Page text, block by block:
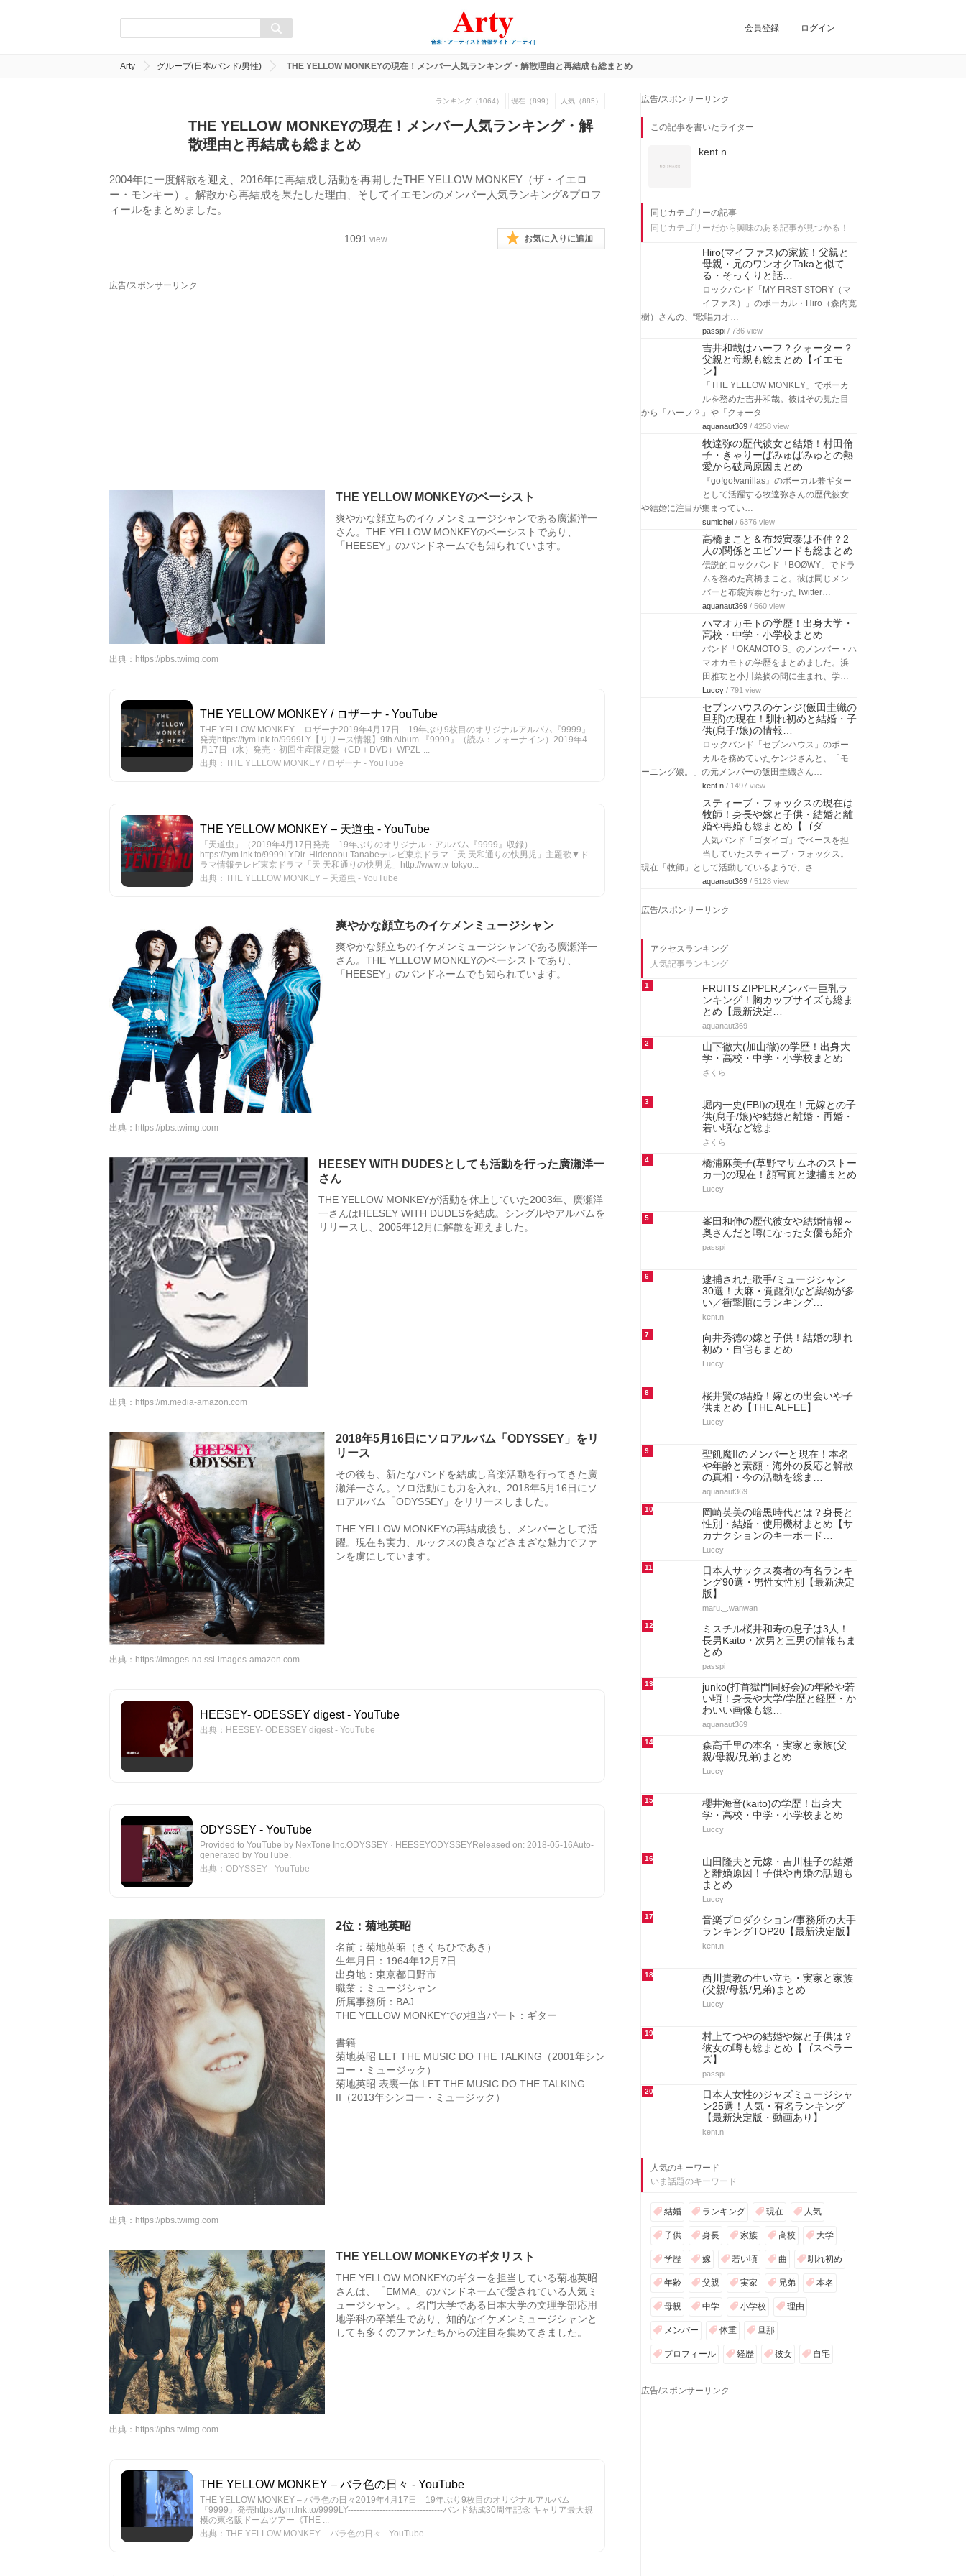
会員登録 ログイン
Arty グループ(日本/バンド/男性) THE YELLOW MONKEYの現在！メンバー人気ランキング・解散理由と再結成も総まとめ
ランキング（1064） 現在（899） 人気（885）
THE YELLOW MONKEYの現在！メンバー人気ランキング・解
散理由と再結成も総まとめ
2004年に一度解散を迎え、2016年に再結成し活動を再開したTHE YELLOW MONKEY（ザ・イエロ
ー・モンキー）。解散から再結成を果たした理由、そしてイエモンのメンバー人気ランキング&プロフ
ィールをまとめました。
1091 view お気に入りに追加
広告/スポンサーリンク
THE YELLOW MONKEYのベーシスト
爽やかな顔立ちのイケメンミュージシャンである廣瀬洋一
さん。THE YELLOW MONKEYのベーシストであり、
「HEESEY」のバンドネームでも知られています。
出典： https://pbs.twimg.com
THE YELLOW MONKEY / ロザーナ - YouTube
THE YELLOW MONKEY – ロザーナ2019年4月17日 19年ぶり9枚目のオリジナルアルバム『9999』
発売https://tym.lnk.to/9999LY【リリース情報】9th Album 『9999』（読み：フォーナイン）2019年4
月17日（水）発売・初回生産限定盤（CD＋DVD）WPZL-...
出典：THE YELLOW MONKEY / ロザーナ - YouTube
THE YELLOW MONKEY – 天道虫 - YouTube
「天道虫」（2019年4月17日発売 19年ぶりのオリジナル・アルバム『9999』収録）
https://tym.lnk.to/9999LYDir. Hidenobu Tanabeテレビ東京ドラマ「天 天和通りの快男児」主題歌▼ド
ラマ情報テレビ東京ドラマ「天 天和通りの快男児」http://www.tv-tokyo...
出典：THE YELLOW MONKEY – 天道虫 - YouTube
爽やかな顔立ちのイケメンミュージシャン
爽やかな顔立ちのイケメンミュージシャンである廣瀬洋一
さん。THE YELLOW MONKEYのベーシストであり、
「HEESEY」のバンドネームでも知られています。
出典： https://pbs.twimg.com
HEESEY WITH DUDESとしても活動を行った廣瀬洋一
さん
THE YELLOW MONKEYが活動を休止していた2003年、廣瀬洋
一さんはHEESEY WITH DUDESを結成。シングルやアルバムを
リリースし、2005年12月に解散を迎えました。
出典： https://m.media-amazon.com
2018年5月16日にソロアルバム「ODYSSEY」をリ
リース
その後も、新たなバンドを結成し音楽活動を行ってきた廣
瀬洋一さん。ソロ活動にも力を入れ、2018年5月16日にソ
ロアルバム「ODYSSEY」をリリースしました。
THE YELLOW MONKEYの再結成後も、メンバーとして活
躍。現在も実力、ルックスの良さなどさまざな魅力でファ
ンを虜にしています。
出典： https://images-na.ssl-images-amazon.com
HEESEY- ODESSEY digest - YouTube
出典：HEESEY- ODESSEY digest - YouTube
ODYSSEY - YouTube
Provided to YouTube by NexTone Inc.ODYSSEY · HEESEYODYSSEYReleased on: 2018-05-16Auto-
generated by YouTube.
出典：ODYSSEY - YouTube
2位：菊地英昭
名前：菊地英昭（きくちひであき）
生年月日：1964年12月7日
出身地：東京都日野市
職業：ミュージシャン
所属事務所：BAJ
THE YELLOW MONKEYでの担当パート：ギター
書籍
菊地英昭 LET THE MUSIC DO THE TALKING（2001年シン
コー・ミュージック）
菊地英昭 表裏一体 LET THE MUSIC DO THE TALKING
II（2013年シンコー・ミュージック）
出典： https://pbs.twimg.com
THE YELLOW MONKEYのギタリスト
THE YELLOW MONKEYのギターを担当している菊地英昭
さんは、「EMMA」のバンドネームで愛されている人気ミ
ュージシャン。。名門大学である日本大学の文理学部応用
地学科の卒業生であり、知的なイケメンミュージシャンと
しても多くのファンたちからの注目を集めてきました。
出典： https://pbs.twimg.com
THE YELLOW MONKEY – バラ色の日々 - YouTube
THE YELLOW MONKEY – バラ色の日々2019年4月17日 19年ぶり9枚目のオリジナルアルバム
『9999』発売https://tym.lnk.to/9999LY---------------------------------バンド結成30周年記念 キャリア最大規
模の東名阪ドームツアー《THE ...
出典：THE YELLOW MONKEY – バラ色の日々 - YouTube
広告/スポンサーリンク
この記事を書いたライター
kent.n
同じカテゴリーの記事
同じカテゴリーだから興味のある記事が見つかる！
Hiro(マイファス)の家族！父親と
母親・兄のワンオクTakaと似て
る・そっくりと話…
ロックバンド「MY FIRST STORY（マ
イファス）」のボーカル・Hiro（森内寛
樹）さんの、“歌唱力オ…
passpi / 736 view
吉井和哉はハーフ？クォーター？
父親と母親も総まとめ【イエモ
ン】
「THE YELLOW MONKEY」でボーカ
ルを務めた吉井和哉。彼はその見た目
から「ハーフ？」や「クォータ…
aquanaut369 / 4258 view
牧達弥の歴代彼女と結婚！村田倫
子・きゃりーぱみゅぱみゅとの熱
愛から破局原因まとめ
『go!go!vanillas』のボーカル兼ギター
として活躍する牧達弥さんの歴代彼女
や結婚に注目が集まってい…
sumichel / 6376 view
高橋まこと＆布袋寅泰は不仲？2
人の関係とエピソードも総まとめ
伝説的ロックバンド「BOØWY」でドラ
ムを務めた高橋まこと。彼は同じメン
バーと布袋寅泰と行ったTwitter…
aquanaut369 / 560 view
ハマオカモトの学歴！出身大学・
高校・中学・小学校まとめ
バンド「OKAMOTO’S」のメンバー・ハ
マオカモトの学歴をまとめました。浜
田雅功と小川菜摘の間に生まれ、学…
Luccy / 791 view
セブンハウスのケンジ(飯田圭織の
旦那)の現在！馴れ初めと結婚・子
供(息子/娘)の情報…
ロックバンド「セブンハウス」のボー
カルを務めていたケンジさんと、「モ
ーニング娘。」の元メンバーの飯田圭織さん…
kent.n / 1497 view
スティーブ・フォックスの現在は
牧師！身長や嫁と子供・結婚と離
婚や再婚も総まとめ【ゴダ…
人気バンド「ゴダイゴ」でベースを担
当していたスティーブ・フォックス。
現在「牧師」として活動しているようで、さ…
aquanaut369 / 5128 view
広告/スポンサーリンク
アクセスランキング
人気記事ランキング
1
FRUITS ZIPPERメンバー巨乳ラ
ンキング！胸カップサイズも総ま
とめ【最新決定…
aquanaut369
2
山下徹大(加山徹)の学歴！出身大
学・高校・中学・小学校まとめ
さくら
3
堀内一史(EBI)の現在！元嫁との子
供(息子/娘)や結婚と離婚・再婚・
若い頃など総ま…
さくら
4
橋浦麻美子(草野マサムネのストー
カー)の現在！顔写真と逮捕まとめ
Luccy
5
峯田和伸の歴代彼女や結婚情報～
奥さんだと噂になった女優も紹介
passpi
6
逮捕された歌手/ミュージシャン
30選！大麻・覚醒剤など薬物が多
い／衝撃順にランキング…
kent.n
7
向井秀徳の嫁と子供！結婚の馴れ
初め・自宅もまとめ
Luccy
8
桜井賢の結婚！嫁との出会いや子
供まとめ【THE ALFEE】
Luccy
9
聖飢魔IIのメンバーと現在！本名
や年齢と素顔・海外の反応と解散
の真相・今の活動を総ま…
aquanaut369
10
岡崎英美の暗黒時代とは？身長と
性別・結婚・使用機材まとめ【サ
カナクションのキーボード…
Luccy
11
日本人サックス奏者の有名ランキ
ング90選・男性女性別【最新決定
版】
maru._.wanwan
12
ミスチル桜井和寿の息子は3人！
長男Kaito・次男と三男の情報もま
とめ
passpi
13
junko(打首獄門同好会)の年齢や若
い頃！身長や大学/学歴と経歴・か
わいい画像も総…
aquanaut369
14
森高千里の本名・実家と家族(父
親/母親/兄弟)まとめ
Luccy
15
櫻井海音(kaito)の学歴！出身大
学・高校・中学・小学校まとめ
Luccy
16
山田隆夫と元嫁・吉川桂子の結婚
と離婚原因！子供や再婚の話題も
まとめ
Luccy
17
音楽プロダクション/事務所の大手
ランキングTOP20【最新決定版】
kent.n
18
西川貴教の生い立ち・実家と家族
(父親/母親/兄弟)まとめ
Luccy
19
村上てつやの結婚や嫁と子供は？
彼女の噂も総まとめ【ゴスペラー
ズ】
passpi
20
日本人女性のジャズミュージシャ
ン25選！人気・有名ランキング
【最新決定版・動画あり】
kent.n
人気のキーワード
いま話題のキーワード
結婚 ランキング 現在 人気
子供 身長 家族 高校 大学
学歴 嫁 若い頃 曲 馴れ初め
年齢 父親 実家 兄弟 本名
母親 中学 小学校 理由
メンバー 体重 旦那
プロフィール 経歴 彼女 自宅
広告/スポンサーリンク